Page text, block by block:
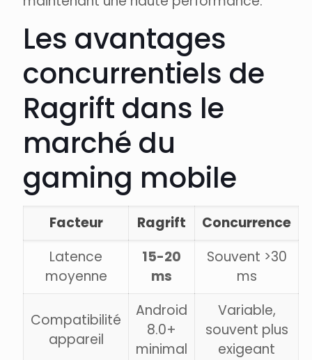
Les avantages
concurrentiels de
Ragrift dans le
marché du
gaming mobile
Facteur Ragrift
Concurrence
Latence
moyenne
15-20
ms
Souvent >30
ms
Compatibilité
appareil
Android
8.0+
minimal
Variable,
souvent plus
exigeant